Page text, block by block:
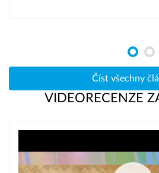
rádi pomohou vybrat vhodné edukační
Nejlepší edukační hračky v
Fidget kostka pro rozvoj jemné
antistresová hračka
Sada balančních kamenů
Číst všechny
VIDEORECENZE